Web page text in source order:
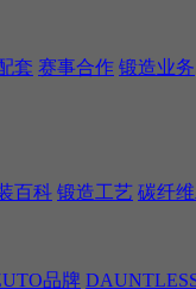
套 赛事合作 锻造业务
百科 锻造工艺 碳纤
品牌